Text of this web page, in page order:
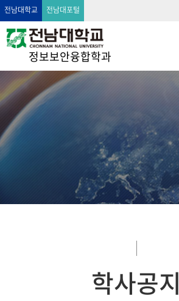
전남대학교 전남대포털
정보보안융합학과
학사공지